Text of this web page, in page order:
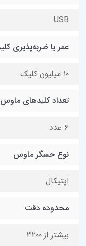
USB
عمر یا ضربه‌پذیری
۱۰ میلیون کلیک
تعداد کلیدهای ماوس
۶ عدد
نوع حسگر ماوس
اپتیکال
محدوده دقت
بیشتر از ۳۲۰۰